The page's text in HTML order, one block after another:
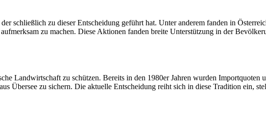
schließlich zu dieser Entscheidung geführt hat. Unter anderem fanden in
zu machen. Diese Aktionen fanden breite Unterstützung in der
Landwirtschaft zu schützen. Bereits in den 1980er Jahren wurden Importquoten
Übersee zu sichern. Die aktuelle Entscheidung reiht sich in diese Tradition ein,